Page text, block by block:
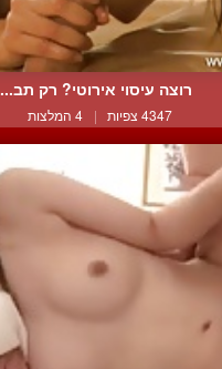
רוצה עיסוי אירוטי? רק תב...
4347 צפיות | 4 המלצות